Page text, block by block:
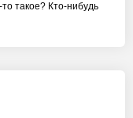
такое? Кто-нибудь